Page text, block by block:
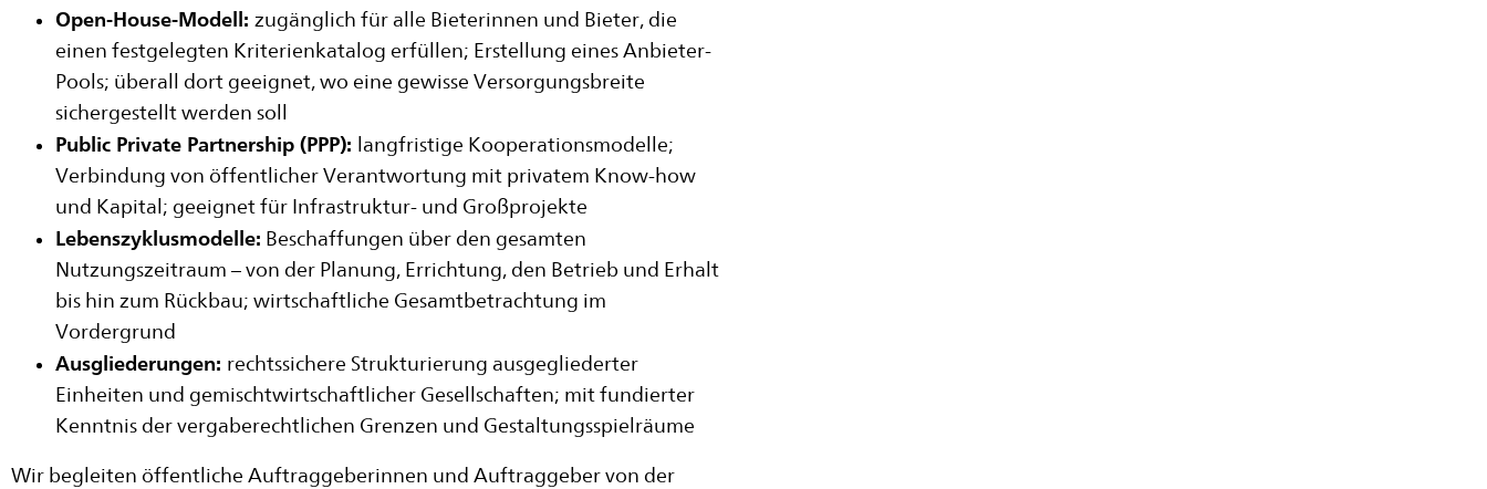
Open-House-Modell: zugänglich für alle Bieterinnen und Bieter, die
einen festgelegten Kriterienkatalog erfüllen; Erstellung eines Anbieter-
Pools; überall dort geeignet, wo eine gewisse Versorgungsbreite
sichergestellt werden soll
Public Private Partnership (PPP): langfristige Kooperationsmodelle;
Verbindung von öffentlicher Verantwortung mit privatem Know-how
und Kapital; geeignet für Infrastruktur- und Großprojekte
Lebenszyklusmodelle: Beschaffungen über den gesamten
Nutzungszeitraum – von der Planung, Errichtung, den Betrieb und Erhalt
bis hin zum Rückbau; wirtschaftliche Gesamtbetrachtung im
Vordergrund
Ausgliederungen: rechtssichere Strukturierung ausgegliederter
Einheiten und gemischtwirtschaftlicher Gesellschaften; mit fundierter
Kenntnis der vergaberechtlichen Grenzen und Gestaltungsspielräume
Wir begleiten öffentliche Auftraggeberinnen und Auftraggeber von der